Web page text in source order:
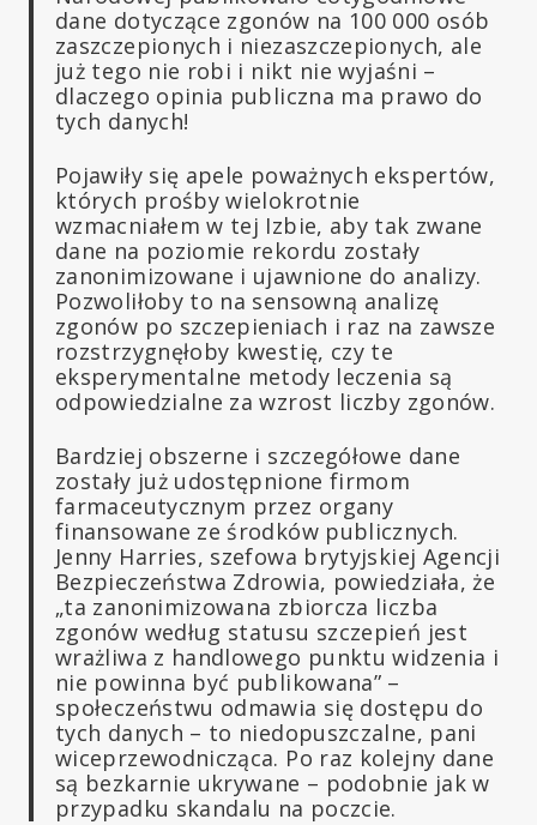
dane dotyczące zgonów na 100 000 osób
zaszczepionych i niezaszczepionych, ale
już tego nie robi i nikt nie wyjaśni –
dlaczego opinia publiczna ma prawo do
tych danych!
Pojawiły się apele poważnych ekspertów,
których prośby wielokrotnie
wzmacniałem w tej Izbie, aby tak zwane
dane na poziomie rekordu zostały
zanonimizowane i ujawnione do analizy.
Pozwoliłoby to na sensowną analizę
zgonów po szczepieniach i raz na zawsze
rozstrzygnęłoby kwestię, czy te
eksperymentalne metody leczenia są
odpowiedzialne za wzrost liczby zgonów.
Bardziej obszerne i szczegółowe dane
zostały już udostępnione firmom
farmaceutycznym przez organy
finansowane ze środków publicznych.
Jenny Harries, szefowa brytyjskiej Agencji
Bezpieczeństwa Zdrowia, powiedziała, że
„ta zanonimizowana zbiorcza liczba
zgonów według statusu szczepień jest
wrażliwa z handlowego punktu widzenia i
nie powinna być publikowana” –
społeczeństwu odmawia się dostępu do
tych danych – to niedopuszczalne, pani
wiceprzewodnicząca. Po raz kolejny dane
są bezkarnie ukrywane – podobnie jak w
przypadku skandalu na poczcie.